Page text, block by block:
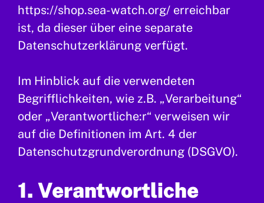
https://shop.sea-watch.org/ erreichbar
ist, da dieser über eine separate
Datenschutzerklärung verfügt.
Im Hinblick auf die verwendeten
Begrifflichkeiten, wie z.B. „Verarbeitung“
oder „Verantwortliche:r“ verweisen wir
auf die Definitionen im Art. 4 der
Datenschutzgrundverordnung (DSGVO).
1. Verantwortliche